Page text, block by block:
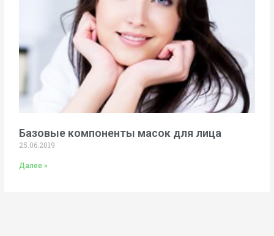
Базовые компоненты масок для лица
25.06.2019
Далее »